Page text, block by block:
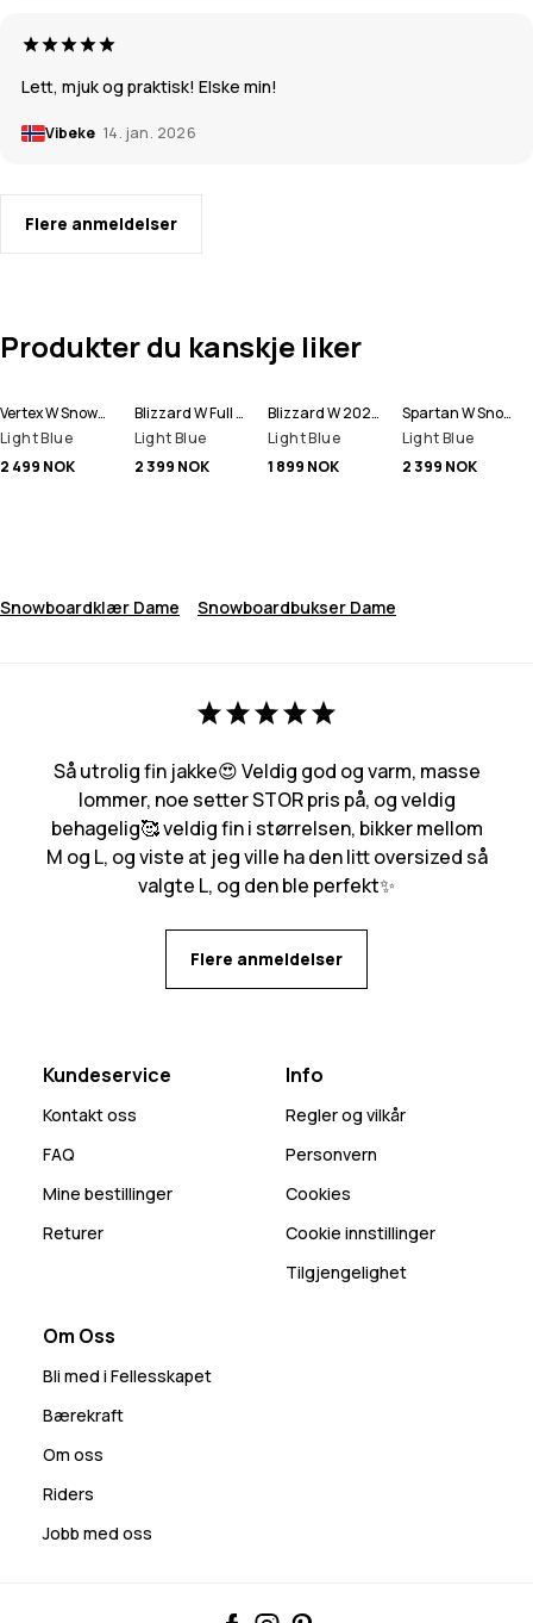
Lett, mjuk og praktisk! Elske min!
Vibeke 14. jan. 2026
Flere anmeldelser
Produkter du kanskje liker
Vertex W Snowboardjakke Dame
Light Blue
2 499 NOK
Blizzard W Full Zip Snowboardjakke Dame
Light Blue
2 399 NOK
Blizzard W 2024 Snowboardbukse Dame
Light Blue
1 899 NOK
Spartan W Snowboardjakke Dame
Light Blue
2 399 NOK
Snowboardklær Dame Snowboardbukser Dame
Så utrolig fin jakke😍 Veldig god og varm, masse
lommer, noe setter STOR pris på, og veldig
behagelig🥰 veldig fin i størrelsen, bikker mellom
M og L, og viste at jeg ville ha den litt oversized så
valgte L, og den ble perfekt✨
Flere anmeldelser
Kundeservice
Kontakt oss
FAQ
Mine bestillinger
Returer
Info
Regler og vilkår
Personvern
Cookies
Cookie innstillinger
Tilgjengelighet
Om Oss
Bli med i Fellesskapet
Bærekraft
Om oss
Riders
Jobb med oss